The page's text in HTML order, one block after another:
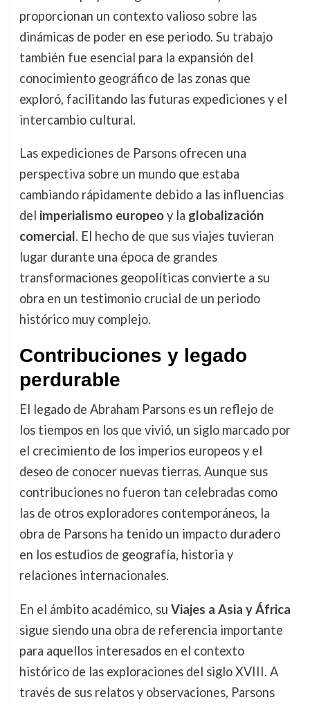
proporcionan un contexto valioso sobre las
dinámicas de poder en ese periodo. Su trabajo
también fue esencial para la expansión del
conocimiento geográfico de las zonas que
exploró, facilitando las futuras expediciones y el
intercambio cultural.
Las expediciones de Parsons ofrecen una
perspectiva sobre un mundo que estaba
cambiando rápidamente debido a las influencias
del imperialismo europeoy la globalización
comercial. El hecho de que sus viajes tuvieran
lugar durante una época de grandes
transformaciones geopolíticas convierte a su
obra en un testimonio crucial de un periodo
histórico muy complejo.
Contribuciones y legado
perdurable
El legado de Abraham Parsons es un reflejo de
los tiempos en los que vivió, un siglo marcado por
el crecimiento de los imperios europeos y el
deseo de conocer nuevas tierras. Aunque sus
contribuciones no fueron tan celebradas como
las de otros exploradores contemporáneos, la
obra de Parsons ha tenido un impacto duradero
en los estudios de geografía, historia y
relaciones internacionales.
En el ámbito académico, su Viajes a Asia y África
sigue siendo una obra de referencia importante
para aquellos interesados en el contexto
histórico de las exploraciones del siglo XVIII. A
través de sus relatos y observaciones, Parsons